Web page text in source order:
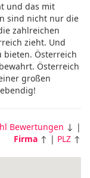
und das mit
sind nicht nur die
zahlreichen
zieht. Und
bieten. Österreich
Österreich
großen
Bewertungen ↓ |
Firma ↑ | PLZ ↑